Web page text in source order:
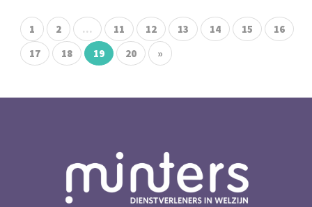
1 2 ... 11 12 13 14 15
16
17
18 19 20 »